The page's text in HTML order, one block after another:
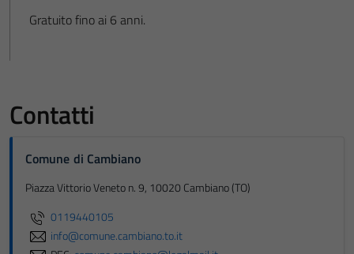
Gratuito fino ai 6 anni.
Contatti
Comune di Cambiano
Piazza Vittorio Veneto n. 9, 10020 Cambiano (TO)
0119440105
info@comune.cambiano.to.it